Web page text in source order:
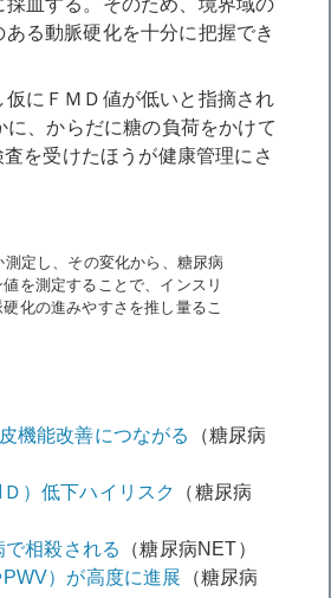
血する。そのため、境界域の
る動脈硬化を十分に把握でき
にＦＭＤ値が低いと指摘され
、からだに糖の負荷をかけて
を受けたほうが健康管理にさ
定し、その変化から、糖尿病
を測定することで、インスリ
化の進みやすさを推し量るこ
機能改善につながる
（糖尿病
）低下ハイリスク
（糖尿病
相殺される
（糖尿病NET）
）が高度に進展 （糖尿病